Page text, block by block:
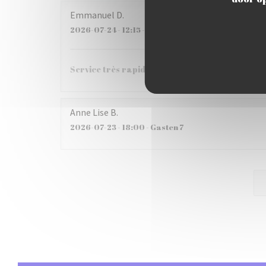
Emmanuel D
2026-07-24- 12:15 - Gasten 3
Service très rapide, plats excellents!
Anne Lise B
2026-07-23- 18:00 - Gasten 7